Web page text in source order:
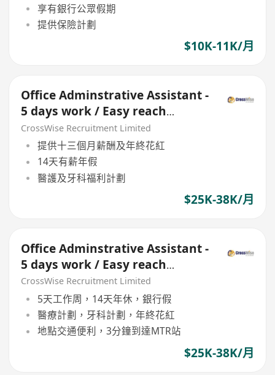
享有銀行公眾假期
提供保險計劃
$10K-11K/月
Office Adminstrative Assistant -
5 days work / Easy reach
location
CrossWise Recruitment Limited
提供十三個月薪酬及年終花紅
14天有薪年假
醫護及牙科福利計劃
$25K-38K/月
Office Adminstrative Assistant -
5 days work / Easy reach
location
CrossWise Recruitment Limited
5天工作周，14天年休，銀行假
醫療計劃，牙科計劃，年終花紅
地點交通便利，3分鐘到達MTR站
$25K-38K/月